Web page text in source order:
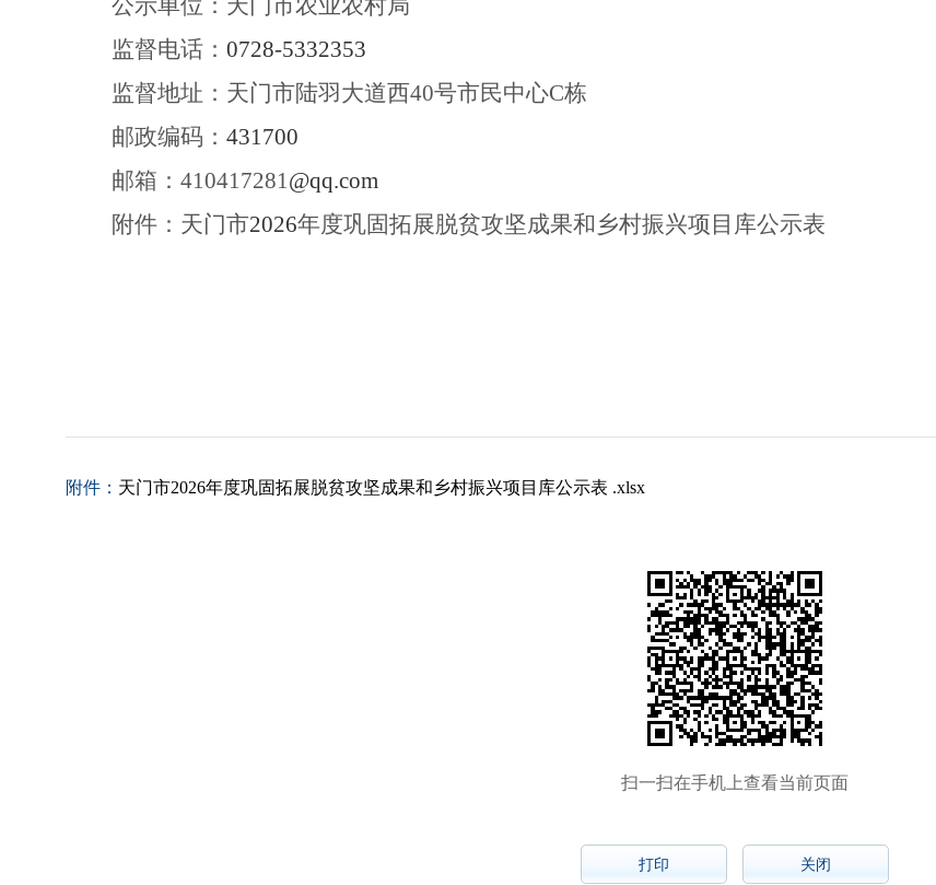
公示单位：天门市农业农村局
监督电话： 0728-5332353
监督地址： 天门市陆羽大道西40号市民中心C栋
邮政编码： 431700
邮箱： 410417281@qq.com
附件：天门市2026年度巩固拓展脱贫攻坚成果和乡村振兴项目库公示表
附件： 天门市2026年度巩固拓展脱贫攻坚成果和乡村振兴项目库公示表 .xlsx
扫一扫在手机上查看当前页面
打印 关闭